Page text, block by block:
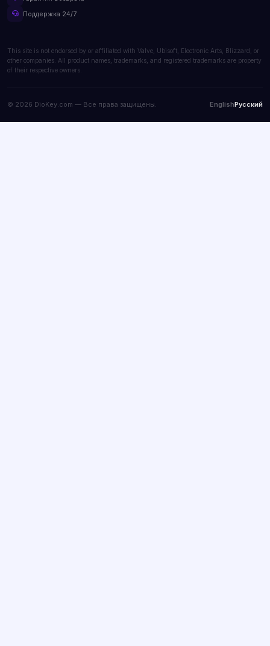
Поддержка 24/7
This site is not endorsed by or affiliated with Valve, Ubisoft, Electronic Arts, Blizzard, or
other companies. All product names, trademarks, and registered trademarks are property
of their respective owners.
© 2026 DioKey.com — Все права защищены. EnglishРусский